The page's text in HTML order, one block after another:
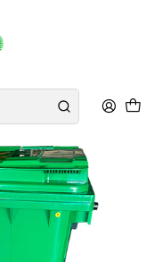
DE BASURA
1100 L